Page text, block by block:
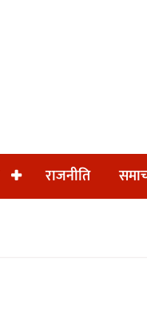
राजनीति